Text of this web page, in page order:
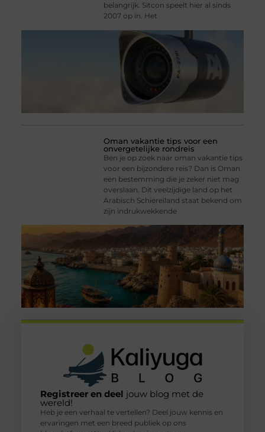
belangrijk. Sitcon speelt hier al sinds
2007 op in. Het
Oman vakantie tips voor een
onvergetelijke rondreis
Ben je op zoek naar oman vakantie tips
voor een bijzondere reis? Dan is Oman
een bestemming die je zeker niet mag
overslaan. Dit veelzijdige land op het
Arabisch Schiereiland staat bekend om
zijn indrukwekkende
Registreer en deel jouw blog met de
wereld!
Heb je een verhaal te vertellen? Deel jouw kennis en
ervaringen met een breed publiek op ons